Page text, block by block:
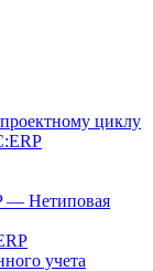
циклу
— Нетиповая
учета